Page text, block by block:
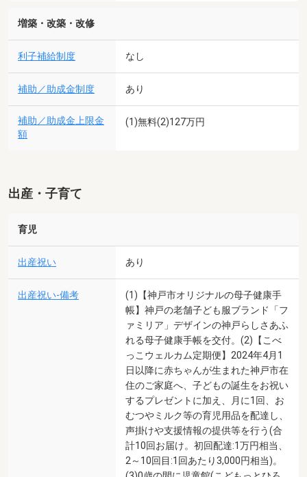
増築・改築・改修
利子補給制度 なし
補助／助成金制度 あり
補助／助成金上限金
額
(1)無料(2)127万円
出産・子育て
育児
出産祝い あり
出産祝い-備考
(1)【神戸市オリジナルの母子健康手
帳】神戸の老舗子ども服ブランド「フ
ァミリア」デザインの神戸らしさあふ
れる母子健康手帳を交付。(2)【こべ
っこウェルカム定期便】2024年4月1
日以降に赤ちゃんが生まれた神戸市在
住のご家庭へ、子どもの誕生をお祝い
するプレゼントに加え、月に1回、お
むつやミルク等の育児用品を配達し、
声掛けや支援情報の提供等を行う(合
計10回お届け。初回配達:1万円相当、
2～10回目:1回あたり3,000円相当)。